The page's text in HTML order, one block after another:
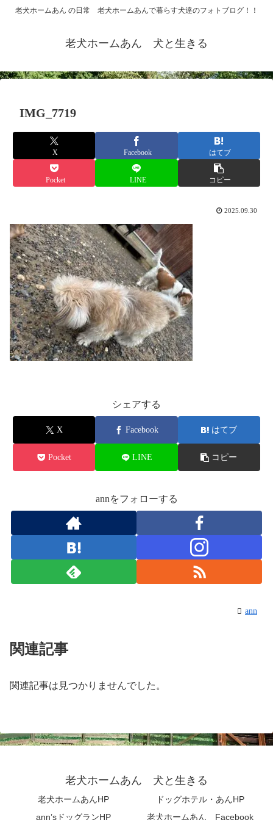
老犬ホームあん の日常 老犬ホームあんで暮らす犬達のフォトブログ！！
老犬ホームあん 犬と生きる
IMG_7719
X Facebook はてブ
Pocket LINE コピー
2025.09.30
シェアする
X Facebook はてブ
Pocket LINE コピー
annをフォローする
ann
関連記事
関連記事は見つかりませんでした。
老犬ホームあん 犬と生きる
老犬ホームあんHP
ドッグホテル・あんHP
ann’sドッグランHP
老犬ホームあん Facebook